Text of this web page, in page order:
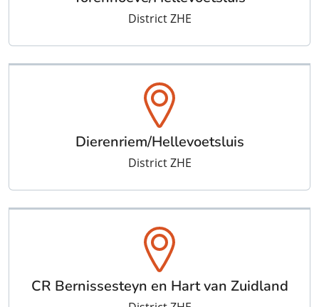
District ZHE
Dierenriem/Hellevoetsluis
District ZHE
CR Bernissesteyn en Hart van Zuidland